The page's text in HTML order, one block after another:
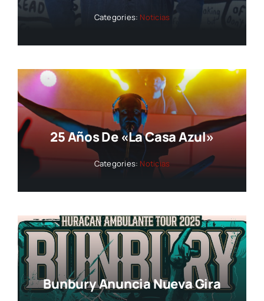
Categories: Noticias
25 Años De «La Casa Azul»
Categories: Noticias
Bunbury Anuncia Nueva Gira